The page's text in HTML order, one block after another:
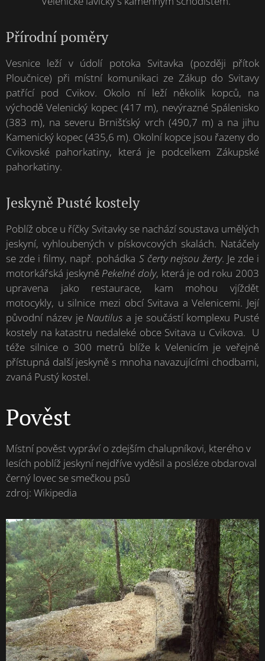
Přírodní poměry
Vesnice leží v údolí potoka Svitavka (později přítok
Ploučnice) při místní komunikaci ze Zákup do Svitavy
patřící pod Cvikov. Okolo ní leží několik kopců, na
východě Velenický kopec (417 m), nevýrazné Spálenisko
(383 m), na severu Brnišťský vrch (490,7 m) a na jihu
Kamenický kopec (435,6 m). Okolní kopce jsou řazeny do
Cvikovské pahorkatiny, která je podcelkem Zákupské
pahorkatiny.
Jeskyně Pusté kostely
Poblíž obce u říčky Svitavky se nachází soustava umělých
jeskyní, vyhloubených v pískovcových skalách. Natáčely
se zde i filmy, např. pohádka S čerty nejsou žerty. Je zde i
motorkářská jeskyně Pekelné doly, která je od roku 2003
upravena jako restaurace, kam mohou vjíždět
motocykly, u silnice mezi obcí Svitava a Velenicemi. Její
původní název je Nautilus a je součástí komplexu Pusté
kostely na katastru nedaleké obce Svitava u Cvikova. U
téže silnice o 300 metrů blíže k Velenicím je veřejně
přístupná další jeskyně s mnoha navazujícími chodbami,
zvaná Pustý kostel.
Pověst
Místní pověst vypráví o zdejším chalupníkovi, kterého v
lesích poblíž jeskyní nejdříve vyděsil a posléze obdaroval
černý lovec se smečkou psů
zdroj: Wikipedia